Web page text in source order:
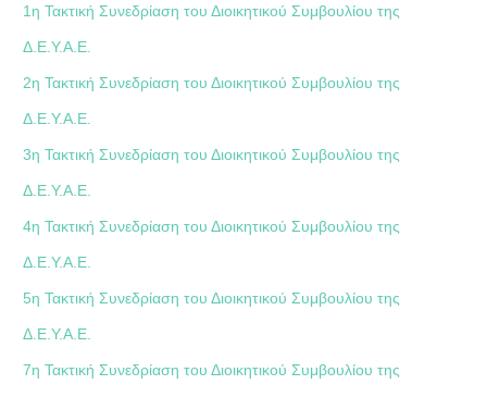
1η Τακτική Συνεδρίαση του Διοικητικού Συμβουλίου της
Δ.Ε.Υ.Α.Ε.
2η Τακτική Συνεδρίαση του Διοικητικού Συμβουλίου της
Δ.Ε.Υ.Α.Ε.
3η Τακτική Συνεδρίαση του Διοικητικού Συμβουλίου της
Δ.Ε.Υ.Α.Ε.
4η Τακτική Συνεδρίαση του Διοικητικού Συμβουλίου της
Δ.Ε.Υ.Α.Ε.
5η Τακτική Συνεδρίαση του Διοικητικού Συμβουλίου της
Δ.Ε.Υ.Α.Ε.
7η Τακτική Συνεδρίαση του Διοικητικού Συμβουλίου της